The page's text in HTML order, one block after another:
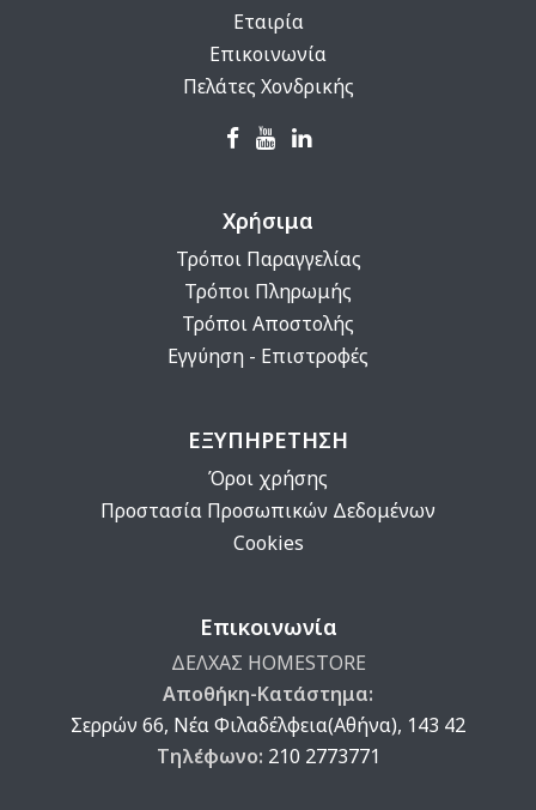
Εταιρία
Επικοινωνία
Πελάτες Χονδρικής
Χρήσιμα
Τρόποι Παραγγελίας
Τρόποι Πληρωμής
Τρόποι Αποστολής
Εγγύηση - Επιστροφές
ΕΞΥΠΗΡΕΤΗΣΗ
Όροι χρήσης
Προστασία Προσωπικών Δεδομένων
Cookies
Επικοινωνία
ΔΕΛΧΑΣ HOMESTORE
Αποθήκη-Κατάστημα:
Σερρών 66, Νέα Φιλαδέλφεια(Αθήνα), 143 42
Τηλέφωνο: 210 2773771